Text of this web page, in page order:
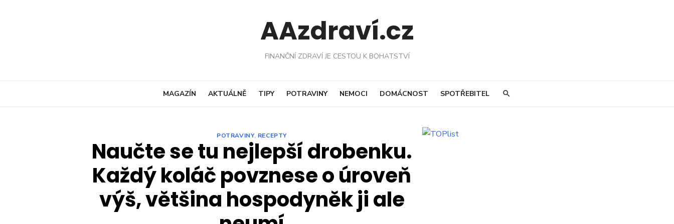
AAzdraví.cz
FINANČNÍ ZDRAVÍ JE CESTOU K BOHATSTVÍ
MAGAZÍN AKTUÁLNĚ TIPY POTRAVINY NEMOCI DOMÁCNOST SPOTŘEBITEL
POTRAVINY, RECEPTY
Naučte se tu nejlepší drobenku.
Každý koláč povznese o úroveň
výš, většina hospodyněk ji ale